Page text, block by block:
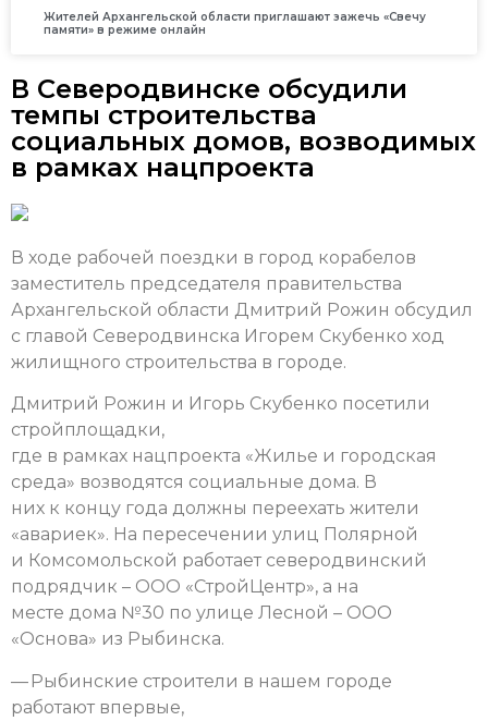
Жителей Архангельской области приглашают зажечь «Свечу
памяти» в режиме онлайн
В Северодвинске обсудили
темпы строительства
социальных домов, возводимых
в рамках нацпроекта
В ходе рабочей поездки в город корабелов
заместитель председателя правительства
Архангельской области Дмитрий Рожин обсудил
с главой Северодвинска Игорем Скубенко ход
жилищного строительства в городе.
Дмитрий Рожин и Игорь Скубенко посетили
стройплощадки,
где в рамках нацпроекта «Жилье и городская
среда» возводятся социальные дома. В
них к концу года должны переехать жители
«авариек». На пересечении улиц Полярной
и Комсомольской работает северодвинский
подрядчик – ООО «СтройЦентр», а на
месте дома №30 по улице Лесной – ООО
«Основа» из Рыбинска.
— Рыбинские строители в нашем городе
работают впервые,